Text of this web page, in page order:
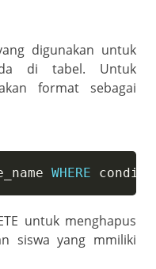
digunakan untuk
di tabel. Untuk
format sebagai
WHERE
untuk menghapus
siswa yang mmiliki